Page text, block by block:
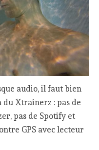
audio, il faut bien
Xtrainerz : pas de
pas de Spotify et
GPS avec lecteur